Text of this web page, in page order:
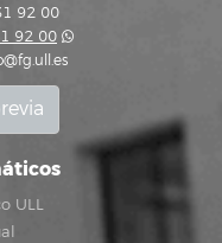
92 00
92 00
ULL